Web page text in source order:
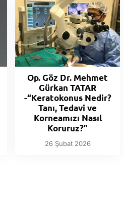
Op. Göz Dr. Mehmet
Gürkan TATAR
-“Keratokonus Nedir?
Tanı, Tedavi ve
Korneamızı Nasıl
Koruruz?”
26 Şubat 2026